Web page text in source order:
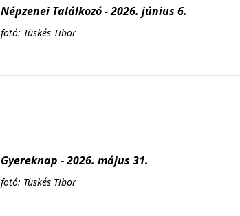
Népzenei Találkozó - 2026. június 6.
fotó: Tüskés Tibor
Gyereknap - 2026. május 31.
fotó: Tüskés Tibor